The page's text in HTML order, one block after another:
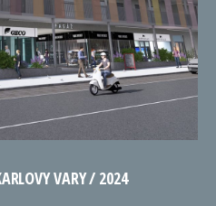
VARY / 2024